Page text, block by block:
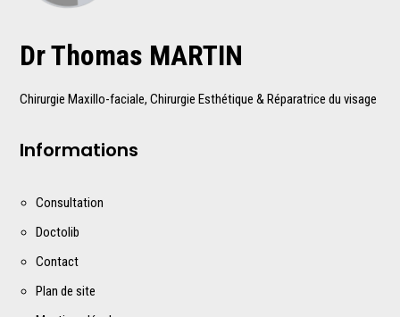
Dr Thomas MARTIN
Chirurgie Maxillo-faciale, Chirurgie Esthétique & Réparatrice du visage
Informations
Consultation
Doctolib
Contact
Plan de site